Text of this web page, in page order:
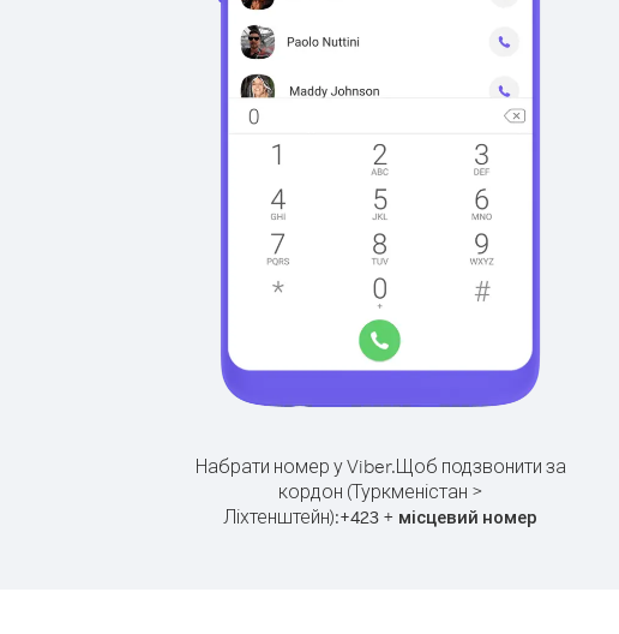
Набрати номер у Viber.Щоб подзвонити за
кордон (Туркменістан >
Ліхтенштейн):+423 + місцевий номер